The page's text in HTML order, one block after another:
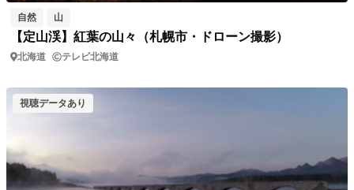
自然 山
【定山渓】紅葉の山々（札幌市・ドローン撮影）
北海道 テレビ北海道
視聴データあり